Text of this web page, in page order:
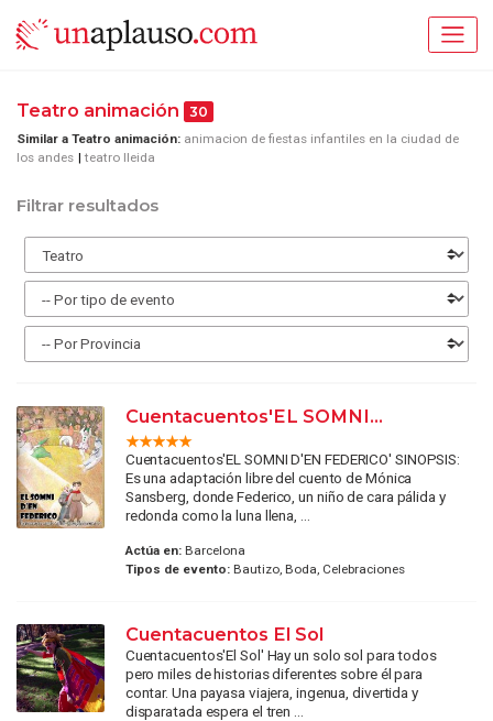
Teatro animación 30
Similar a Teatro animación: animacion de fiestas infantiles en la ciudad de
los andes
teatro lleida
Filtrar resultados
Cuentacuentos'EL SOMNI...
Cuentacuentos'EL SOMNI D'EN FEDERICO' SINOPSIS:
Es una adaptación libre del cuento de Mónica
Sansberg, donde Federico, un niño de cara pálida y
redonda como la luna llena, ...
Actúa en:Barcelona
Tipos de evento:Bautizo, Boda, Celebraciones
Cuentacuentos El Sol
Cuentacuentos'El Sol' Hay un solo sol para todos
pero miles de historias diferentes sobre él para
contar. Una payasa viajera, ingenua, divertida y
disparatada espera el tren ...